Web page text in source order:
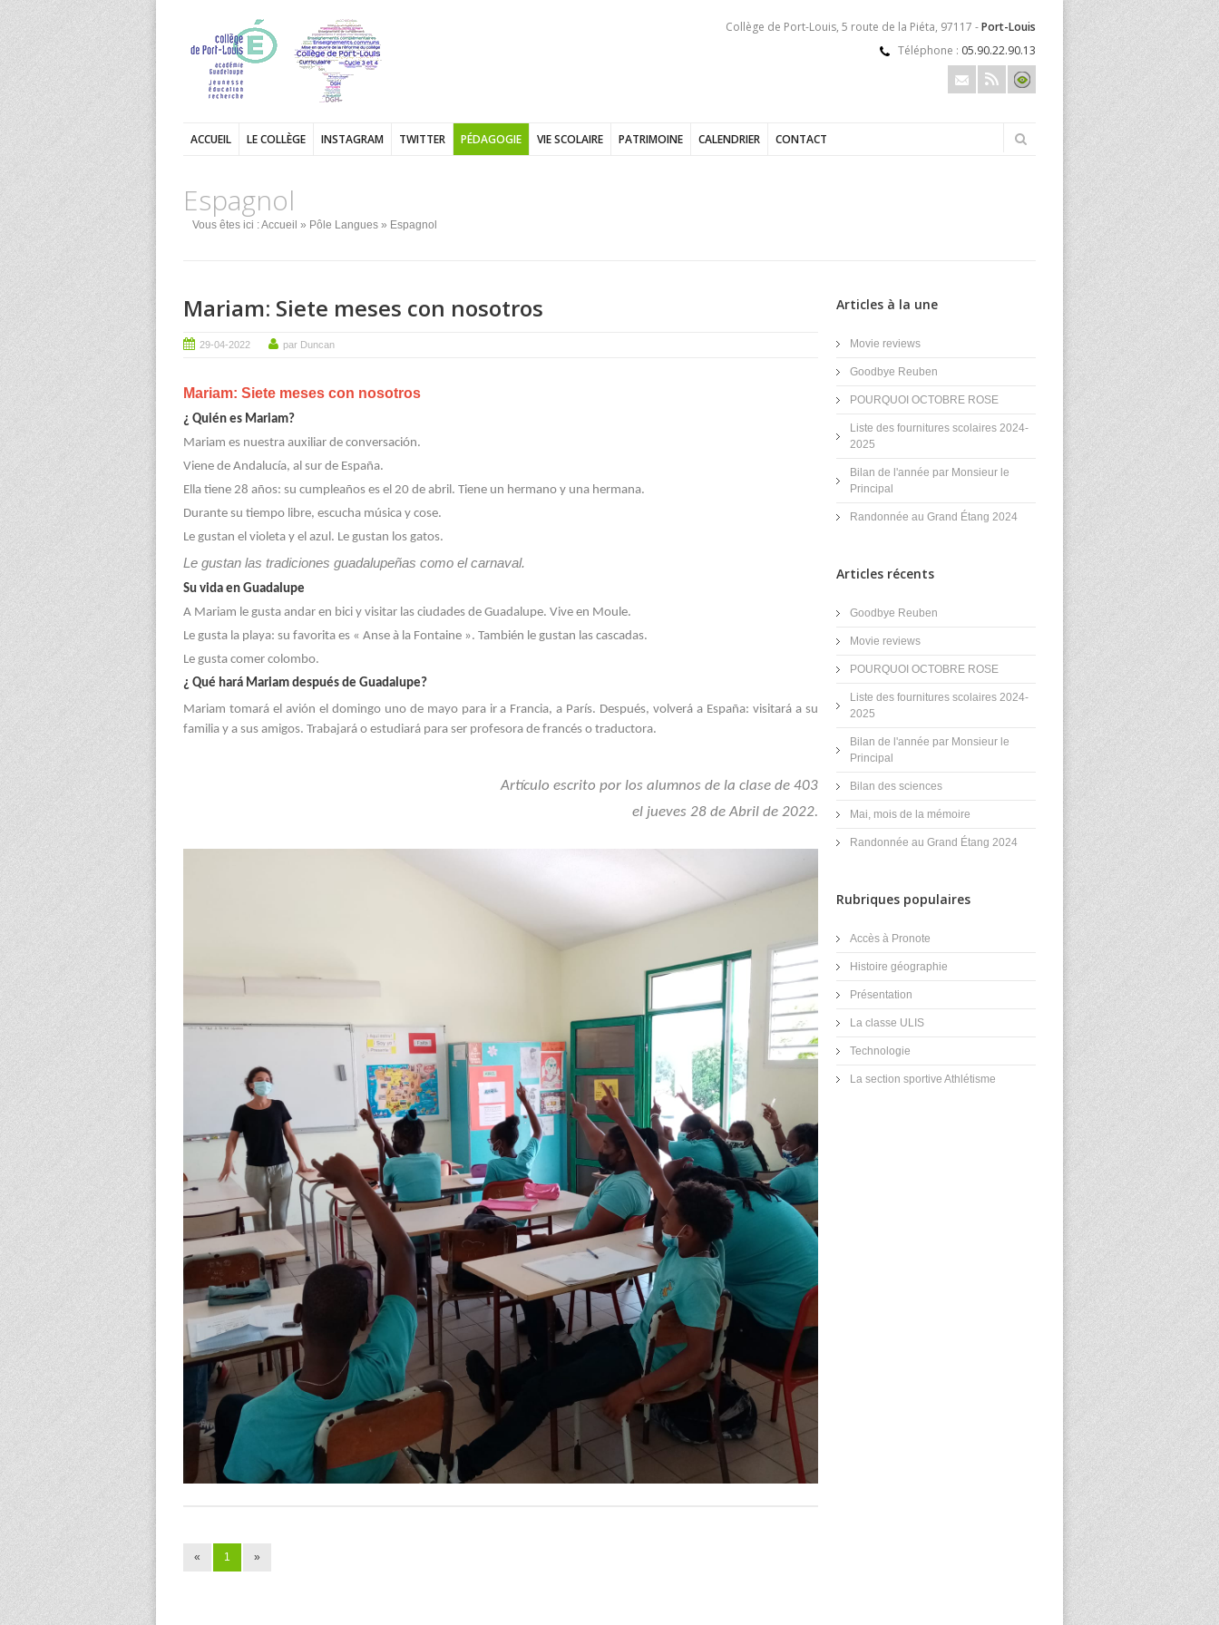
Collège de Port-Louis, 5 route de la Piéta, 97117 -Port-Louis
Téléphone : 05.90.22.90.13
ACCUEIL LE COLLÈGE INSTAGRAM TWITTER PÉDAGOGIE VIE SCOLAIRE PATRIMOINE CALENDRIER CONTACT
Espagnol
Vous êtes ici :Accueil » Pôle Langues » Espagnol
Mariam: Siete meses con nosotros
29-04-2022 par Duncan
Mariam: Siete meses con nosotros
¿ Quién es Mariam?
Mariam es nuestra auxiliar de conversación.
Viene de Andalucía, al sur de España.
Ella tiene 28 años: su cumpleaños es el 20 de abril. Tiene un hermano y una hermana.
Durante su tiempo libre, escucha música y cose.
Le gustan el violeta y el azul. Le gustan los gatos.
Le gustan las tradiciones guadalupeñas como el carnaval.
Su vida en Guadalupe
A Mariam le gusta andar en bici y visitar las ciudades de Guadalupe. Vive en Moule.
Le gusta la playa: su favorita es « Anse à la Fontaine ». También le gustan las cascadas.
Le gusta comer colombo.
¿ Qué hará Mariam después de Guadalupe?
Mariam tomará el avión el domingo uno de mayo para ir a Francia, a París. Después, volverá a España: visitará a su
familia y a sus amigos. Trabajará o estudiará para ser profesora de francés o traductora.
Artículo escrito por los alumnos de la clase de 403
el jueves 28 de Abril de 2022.
« 1 »
Articles à la une
Movie reviews
Goodbye Reuben
POURQUOI OCTOBRE ROSE
Liste des fournitures scolaires 2024-
2025
Bilan de l'année par Monsieur le
Principal
Randonnée au Grand Étang 2024
Articles récents
Goodbye Reuben
Movie reviews
POURQUOI OCTOBRE ROSE
Liste des fournitures scolaires 2024-
2025
Bilan de l'année par Monsieur le
Principal
Bilan des sciences
Mai, mois de la mémoire
Randonnée au Grand Étang 2024
Rubriques populaires
Accès à Pronote
Histoire géographie
Présentation
La classe ULIS
Technologie
La section sportive Athlétisme